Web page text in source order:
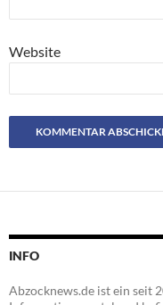
Website
INFO
Abzocknews.de ist ein seit